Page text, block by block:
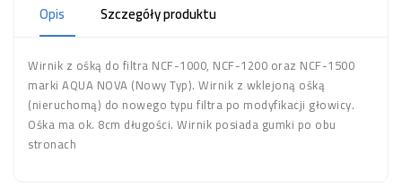
Opis Szczegóły produktu
Wirnik z ośką do filtra NCF-1000, NCF-1200 oraz NCF-1500
marki AQUA NOVA (Nowy Typ). Wirnik z wklejoną ośką
(nieruchomą) do nowego typu filtra po modyfikacji głowicy.
Ośka ma ok. 8cm długości. Wirnik posiada gumki po obu
stronach